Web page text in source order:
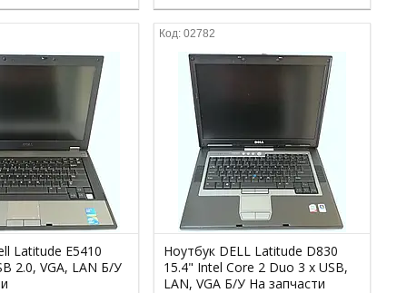
Latitude E5410
2.0, VGA, LAN Б/У
02782
Ноутбук DELL Latitude D830
15.4" Intel Core 2 Duo 3 х USB,
LAN, VGA Б/У На запчасти